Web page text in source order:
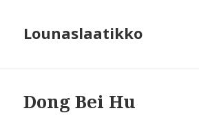
Lounaslaatikko
Dong Bei Hu